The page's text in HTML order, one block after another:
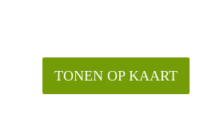
TONEN OP KAART